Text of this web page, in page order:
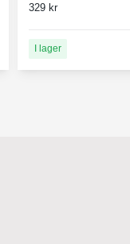
329 kr
I lager